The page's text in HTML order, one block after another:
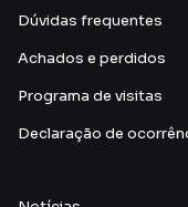
Dúvidas frequentes
Achados e perdidos
Programa de visitas
Declaração de